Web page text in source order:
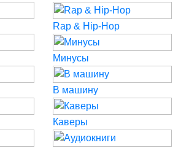
Rap & Hip-Hop
Минусы
В машину
Каверы